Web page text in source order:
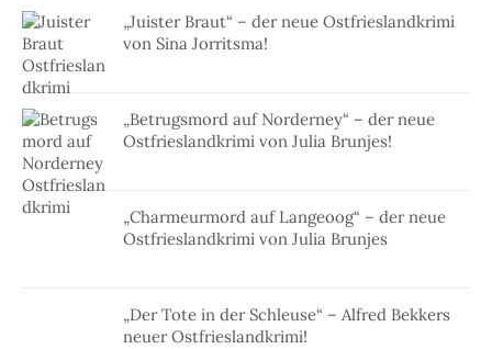
„Juister Braut“ – der neue Ostfrieslandkrimi
von Sina Jorritsma!
„Betrugsmord auf Norderney“ – der neue
Ostfrieslandkrimi von Julia Brunjes!
„Charmeurmord auf Langeoog“ – der neue
Ostfrieslandkrimi von Julia Brunjes
„Der Tote in der Schleuse“ – Alfred Bekkers
neuer Ostfrieslandkrimi!